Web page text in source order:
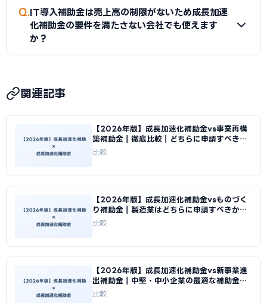
A
成長加速化補助金の「ソフトウェア費」はソフトウェアの
購入費・ライセンス費が対象ですが、補助事業期間（通常2〜
3年）を超えるサブスクリプション費用の全額計上は認められ
Q IT導入補助金は売上高の制限がないため成長加速
化補助金の要件を満たさない会社でも使えます
か？
広い中小企業が対象です。成長加速化補助金の要件（売上高
10億円以上・投資額1億円以上）を満たさない企業でも申請で
きます。
関連記事
【2026年版】成長加速化補助金vs事業再構
築補助金｜徹底比較｜どちらに申請すべきか
｜成長加速化補助金ナビ
比較
【2026年版】成長加速化補助金vsものづく
り補助金｜製造業はどちらに申請すべきか徹
底比較｜成長加速化補助金ナビ
比較
【2026年版】成長加速化補助金vs新事業進
出補助金｜中堅・中小企業の最適な補助金選
択｜成長加速化補助金ナビ
比較